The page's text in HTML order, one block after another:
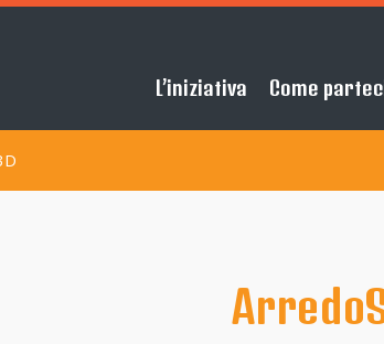
L’iniziativa Come